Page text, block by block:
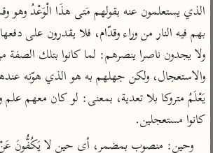
Type 2 or more characters for results.
Type 1 or more
characters for results.
أمّهات
تفسير الطبري
تفسير ابن كثير
تفسير القرطبي
تفسير البغوي
عامّة
فتح البيان للقنوجي
فتح القدير للشوكاني
كانوا مستعجلين.